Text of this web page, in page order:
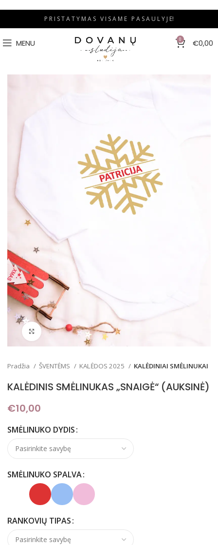
P R I S T A T Y M A S V I S A M E P A S A U L Y J E!
MENU 0 €0,00
Padidinti
Pradžia ŠVENTĖMS KALĖDOS 2025 KALĖDINIAI SMĖLINUKAI
KALĖDINIS SMĖLINUKAS „SNAIGĖ“ (AUKSINĖ)
€10,00
SMĖLINUKO DYDIS
SMĖLINUKO SPALVA
RANKOVIŲ TIPAS